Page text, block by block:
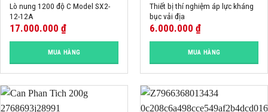
Lò nung 1200 độ C Model SX2-
12-12A
17.000.000 ₫
MUA HÀNG
Thiết bị thí nghiệm áp lực kháng
bục vải địa
6.000.000 ₫
MUA HÀNG